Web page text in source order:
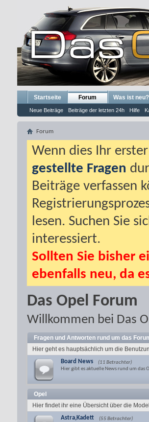
Startseite Forum
Neue Beiträge Beiträge der letzten 24h Hilfe
Was ist neu?
Forum
Wenn dies Ihr
gestellte Fragen
Beiträge verfassen
lesen. Suchen Sie
interessiert.
Sollten Sie bisher
ebenfalls neu, da
Das Opel Forum
Willkommen bei Das
Fragen und Antworten rund um das
Hier geht es hauptsächlich um die
Board News
(11 Betrachter)
Hier gibt es aktuelle News rund um das
Opel
Hier findet ihr eine Übersicht über die
Astra,Kadett
(55 Betrachter)